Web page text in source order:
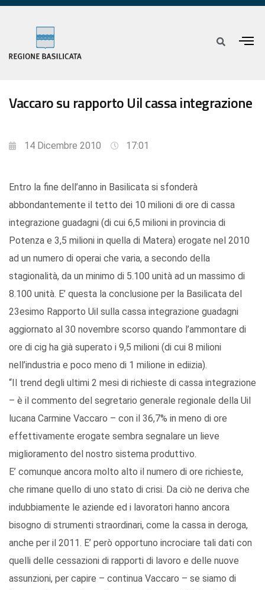
Vaccaro su rapporto Uil cassa integrazione
14 Dicembre 2010 17:01
Entro la fine dell’anno in Basilicata si sfonderà
abbondantemente il tetto dei 10 milioni di ore di cassa
integrazione guadagni (di cui 6,5 milioni in provincia di
Potenza e 3,5 milioni in quella di Matera) erogate nel 2010
ad un numero di operai che varia, a secondo della
stagionalità, da un minimo di 5.100 unità ad un massimo di
8.100 unità. E’ questa la conclusione per la Basilicata del
23esimo Rapporto Uil sulla cassa integrazione guadagni
aggiornato al 30 novembre scorso quando l’ammontare di
ore di cig ha già superato i 9,5 milioni (di cui 8 milioni
nell’industria e poco meno di 1 milione in ediizia).
“Il trend degli ultimi 2 mesi di richieste di cassa integrazione
– è il commento del segretario generale regionale della Uil
lucana Carmine Vaccaro – con il 36,7% in meno di ore
effettivamente erogate sembra segnalare un lieve
miglioramento del nostro sistema produttivo.
E’ comunque ancora molto alto il numero di ore richieste,
che rimane quello di uno stato di crisi. Da ciò ne deriva che
indubbiamente le aziende ed i lavoratori hanno ancora
bisogno di strumenti straordinari, come la cassa in deroga,
anche per il 2011. E’ però opportuno incrociare tali dati con
quelli delle cessazioni di rapporti di lavoro e delle nuove
assunzioni, per capire – continua Vaccaro – se siamo di